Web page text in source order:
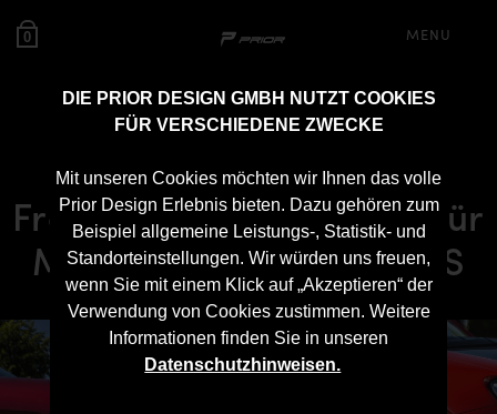
DIE PRIOR DESIGN GMBH NUTZT COOKIES
FÜR VERSCHIEDENE ZWECKE
Mit unseren Cookies möchten wir Ihnen das volle
Prior Design Erlebnis bieten. Dazu gehören zum
Beispiel allgemeine Leistungs-, Statistik- und
Standorteinstellungen. Wir würden uns freuen,
wenn Sie mit einem Klick auf „Akzeptieren“ der
Verwendung von Cookies zustimmen. Weitere
Informationen finden Sie in unseren
Datenschutzhinweisen.
0 MENU
PD700GTR WB
Frontspoilerschwert Lip für
Mercedes-AMG GT/GTS